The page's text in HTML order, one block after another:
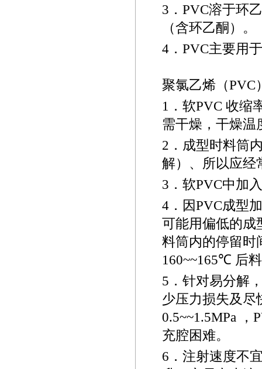
3 ． PVC溶于环
（含环乙酮）。
4 ． PVC主要用
聚氯乙烯（PVC
1 ．软PVC 收缩
需干燥，干燥温
2 ．成型时料筒
解）、所以应经
3 ．软PVC中加入
4 ．因PVC成型
可能用偏低的成
料筒内的停留时
160~~165℃ 后
5 ．针对易分解
少压力损失及尽
0.5~~1.5MPa
，
充腔困难。
6 ．注射速度不